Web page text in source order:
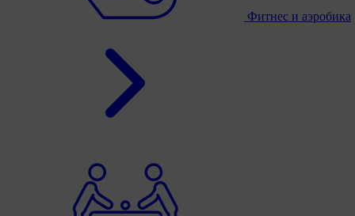
Фитнес и аэробика